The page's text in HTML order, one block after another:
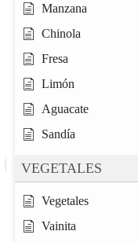
Manzana
Chinola
Fresa
Limón
Aguacate
Sandía
VEGETALES
Vegetales
Vainita